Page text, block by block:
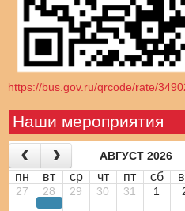
https://bus.gov.ru/qrcode/rate/
Наши мероприятия
АВГУСТ 2026
пн вт ср чт пт сб
27 28 29 30 31 1